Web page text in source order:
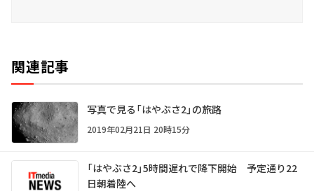
関連記事
写真で見る「はやぶさ2」の旅路
2019年02月21日 20時15分
「はやぶさ2」5時間遅れで降下開始 予定通り22
日朝着陸へ